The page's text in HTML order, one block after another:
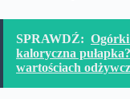
SPRAWDŹ:
kaloryczna
wartościach